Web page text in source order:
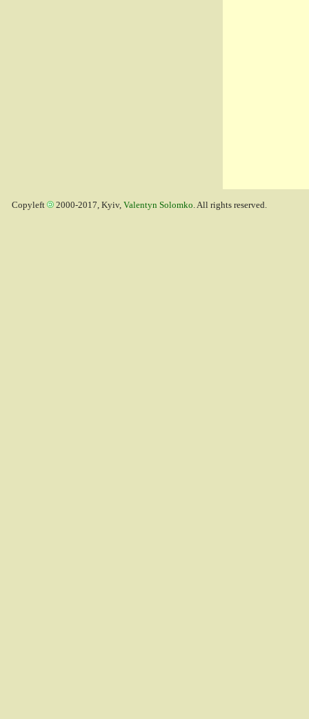
Copyleft 2000-2017, Kyiv, Valentyn Solomko. All rights reserved.